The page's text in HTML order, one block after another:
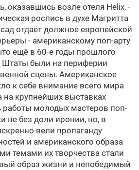
оказавшись возле отеля Heliх, -
роспись в духе Магритта
отдаёт должное европейской
- американскому поп-арту
ещё в 60-е годы прошлого
Штаты были на периферии
сцены. Американское
к себе внимание всего мира
на крупнейших выставках
молодых мастеров поп-
не без доли иронии, но, в
вели пропаганду
и американского образа
темами их творчества стали
образ жизни и непобедимый